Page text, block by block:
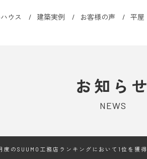
ウス 建築実例 お客様の声 平屋
お知らせ
NEWS
のSUUMO工務店ランキングにおいて1位を獲得